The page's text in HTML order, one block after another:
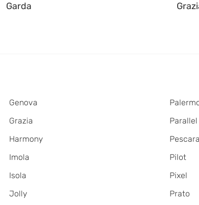
Garda
Genova
Grazia
Harmony
Imola
Isola
Jolly
Parallel
Pilot
Pixel
Prato